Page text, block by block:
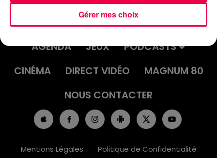
ACCUEIL INFOS
EMISSIONS
AGENDA
JEUX
PODCASTS
CINÉMA
DIRECT VIDÉO
MAGNUM 80
NOUS CONTACTER
Mentions Légales Politique de Confidentialité
Gérer mes choix